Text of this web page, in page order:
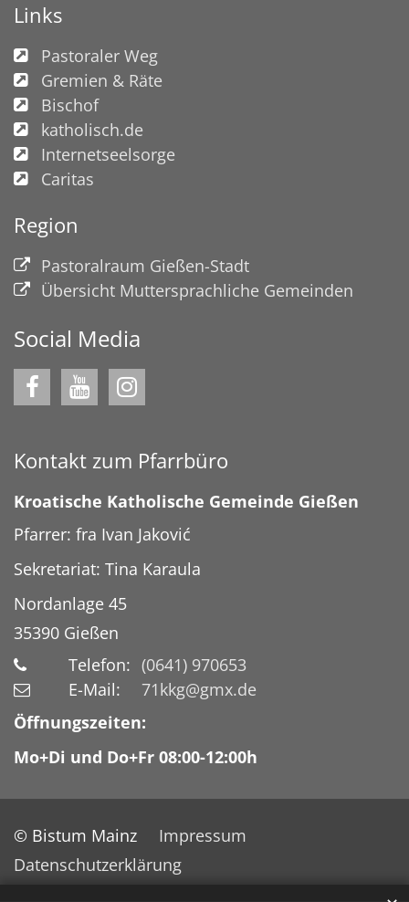
Links
Pastoraler Weg
Gremien & Räte
Bischof
katholisch.de
Internetseelsorge
Caritas
Region
Pastoralraum Gießen-Stadt
Übersicht Muttersprachliche Gemeinden
Social Media
Kontakt zum Pfarrbüro
Kroatische Katholische Gemeinde Gießen
Pfarrer: fra Ivan Jaković
Sekretariat: Tina Karaula
Nordanlage 45
35390 Gießen
Telefon: (0641) 970653
E-Mail:
71kkg@gmx.de
Öffnungszeiten:
Mo+Di und Do+Fr 08:00-12:00h
© Bistum Mainz
Impressum
Datenschutzerklärung